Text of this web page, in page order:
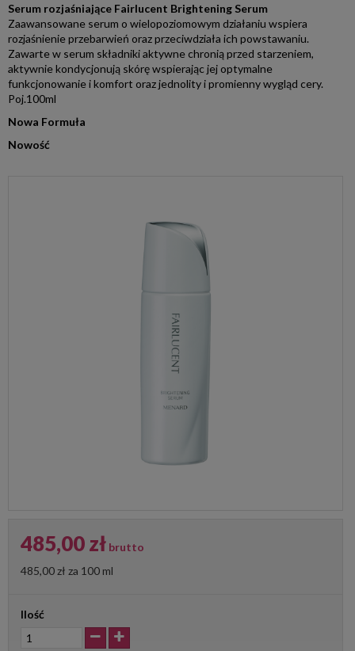
Serum rozjaśniające Fairlucent Brightening Serum
Zaawansowane serum o wielopoziomowym działaniu wspiera
rozjaśnienie przebarwień oraz przeciwdziała ich powstawaniu.
Zawarte w serum składniki aktywne chronią przed starzeniem,
aktywnie kondycjonują skórę wspierając jej optymalne
funkcjonowanie i komfort oraz jednolity i promienny wygląd cery.
Poj.100ml
Nowa Formuła
Nowość
485,00 zł brutto
485,00 zł za 100 ml
Ilość